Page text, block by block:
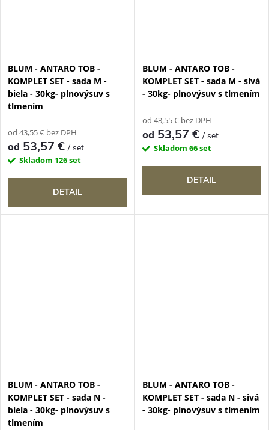
BLUM - ANTARO TOB -
KOMPLET SET - sada M -
biela - 30kg- plnovýsuv s
tlmením
od 43,55 € bez DPH
od 53,57 €/ set
Skladom 126 set
DETAIL
BLUM - ANTARO TOB -
KOMPLET SET - sada M - sivá
- 30kg- plnovýsuv s tlmením
od 43,55 € bez DPH
od 53,57 €/ set
Skladom 66 set
DETAIL
BLUM - ANTARO TOB -
KOMPLET SET - sada N -
biela - 30kg- plnovýsuv s
tlmením
BLUM - ANTARO TOB -
KOMPLET SET - sada N - sivá
- 30kg- plnovýsuv s tlmením